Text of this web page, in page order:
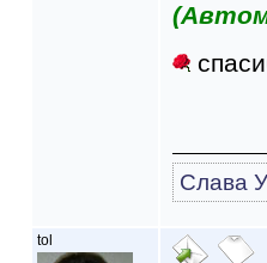
Слава
tol